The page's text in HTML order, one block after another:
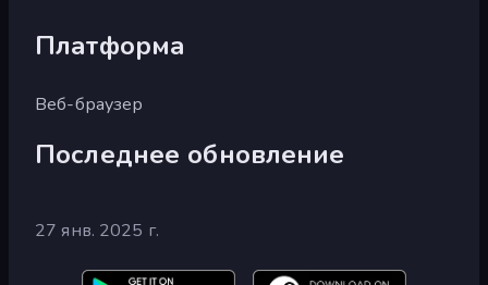
Платформа
Веб-браузер
Последнее обновление
27 янв. 2025 г.